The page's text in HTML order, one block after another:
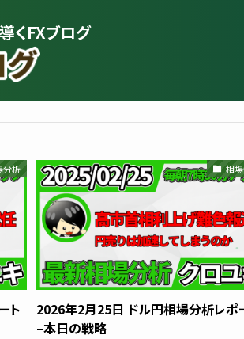
くFXブログ
達成📈 現在は毎日LIVEで初心者向けに「
ず、YouTube＆書籍ですべて公開していま
します📺
見る
分析
ト
相
2026年2月25日 ドル円相場分析レポ
–本日の戦略